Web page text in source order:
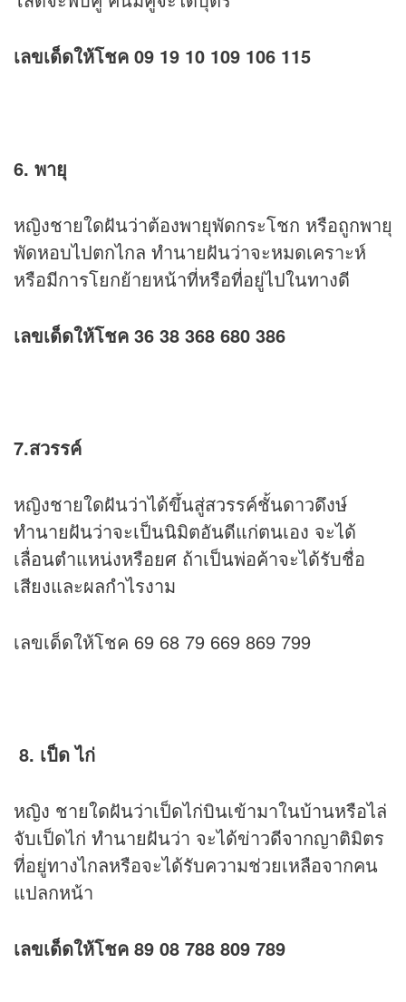
เลขเด็ดให้โชค 09 19 10 109 106 115
6. พายุ
หญิงชายใดฝันว่าต้องพายุพัดกระโชก หรือถูกพายุ
พัดหอบไปตกไกล ทำนายฝันว่าจะหมดเคราะห์
หรือมีการโยกย้ายหน้าที่หรือที่อยู่ไปในทางดี
เลขเด็ดให้โชค 36 38 368 680 386
7.สวรรค์
หญิงชายใดฝันว่าได้ขึ้นสู่สวรรค์ชั้นดาวดึงษ์
ทำนายฝันว่าจะเป็นนิมิตอันดีแก่ตนเอง จะได้
เลื่อนตำแหน่งหรือยศ ถ้าเป็นพ่อค้าจะได้รับชื่อ
เสียงและผลกำไรงาม
เลขเด็ดให้โชค 69 68 79 669 869 799
8. เป็ด ไก่
หญิง ชายใดฝันว่าเป็ดไก่บินเข้ามาในบ้านหรือไล่
จับเป็ดไก่ ทำนายฝันว่า จะได้ข่าวดีจากญาติมิตร
ที่อยู่ทางไกลหรือจะได้รับความช่วยเหลือจากคน
แปลกหน้า
เลขเด็ดให้โชค 89 08 788 809 789